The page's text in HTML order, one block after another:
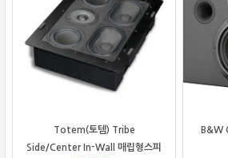
Totem(토템) Tribe
Side/Center In-Wall 매립형스피
B&W